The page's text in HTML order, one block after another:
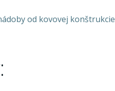
od kovovej konštrukcie